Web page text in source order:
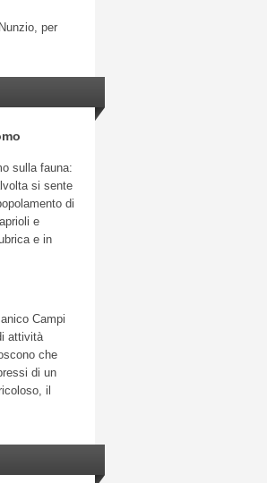
per
sulla fauna:
si sente
di
e
e in
Campi
attività
che
di un
il